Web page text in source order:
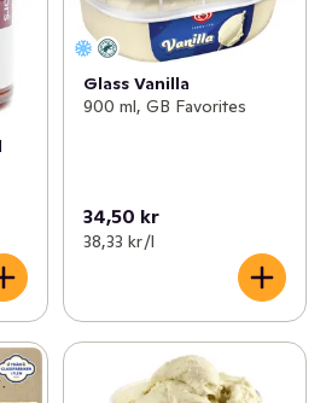
Glass Vanilla
900 ml, GB Favorites
34,50 kr
38,33 kr /l